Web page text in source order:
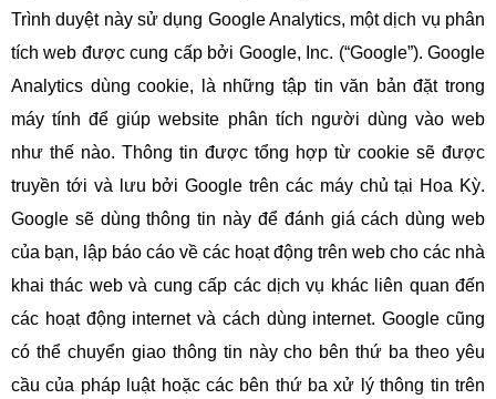
Trình duyệt này sử dụng Google Analytics, một dịch vụ phân
tích web được cung cấp bởi Google, Inc. (“Google”). Google
Analytics dùng cookie, là những tập tin văn bản đặt trong
máy tính để giúp website phân tích người dùng vào web
như thế nào. Thông tin được tổng hợp từ cookie sẽ được
truyền tới và lưu bởi Google trên các máy chủ tại Hoa Kỳ.
Google sẽ dùng thông tin này để đánh giá cách dùng web
của bạn, lập báo cáo về các hoạt động trên web cho các nhà
khai thác web và cung cấp các dịch vụ khác liên quan đến
các hoạt động internet và cách dùng internet. Google cũng
có thể chuyển giao thông tin này cho bên thứ ba theo yêu
cầu của pháp luật hoặc các bên thứ ba xử lý thông tin trên